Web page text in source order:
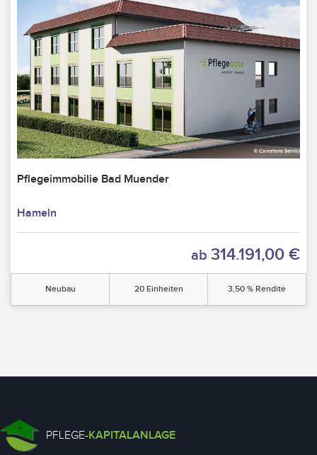
Pflegeimmobilie Bad Muender
Hameln
ab 314.191,00 €
Neubau 20 Einheiten 3,50 % Rendite
PFLEGE-KAPITALANLAGE